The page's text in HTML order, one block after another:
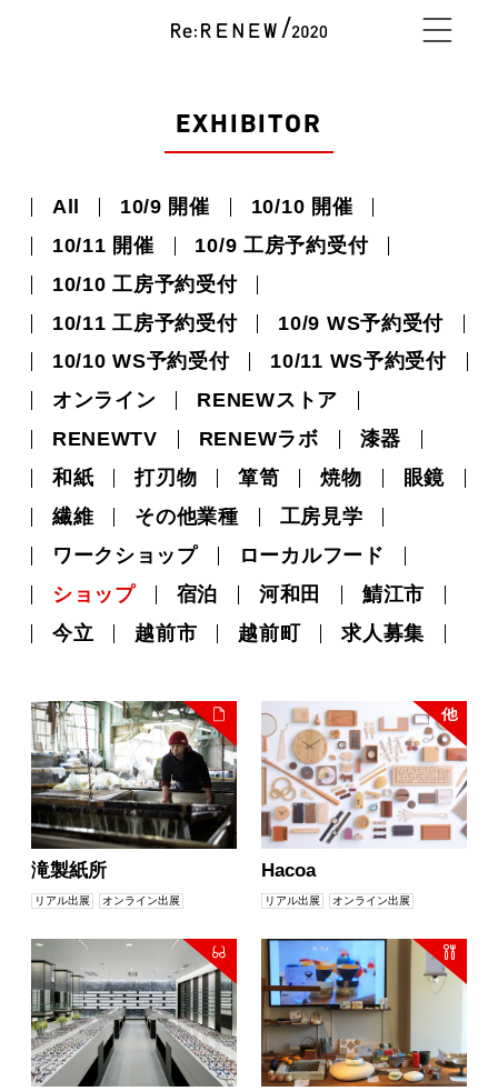
ABOUT
CONTENTS
EXHIBITOR
MOVIE
ACCESS / STAY
EXHIBITOR
All 10/9 開催
10/10 開催
10/11 開催
10/9 工房予約受付
10/10 工房予約受付
10/11 工房予約受付
10/9 WS予約受付
10/10 WS予約受付
10/11 WS予約受付
オンライン
RENEWストア
RENEWTV
RENEWラボ
漆器
和紙
打刃物 箪笥 焼物
眼鏡
繊維
その他業種
工房見学
ワークショップ
ローカルフード
ショップ
宿泊 河和田
鯖江市
今立
越前市 越前町 求人募集
滝製紙所
リアル出展 オンライン出展
Hacoa
リアル出展 オンライン出展